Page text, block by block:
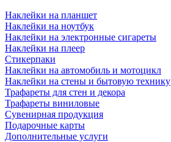
Наклейки на планшет
Наклейки на ноутбук
Наклейки на электронные сигареты
Наклейки на плеер
Стикерпаки
Наклейки на автомобиль и мотоцикл
Наклейки на стены и бытовую технику
Трафареты для стен и декора
Трафареты виниловые
Сувенирная продукция
Подарочные карты
Дополнительные услуги